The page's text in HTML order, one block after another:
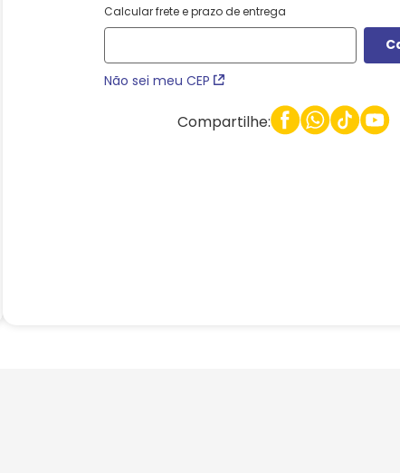
Calcular frete e prazo de entrega
Não sei meu CEP
Compartilhe: